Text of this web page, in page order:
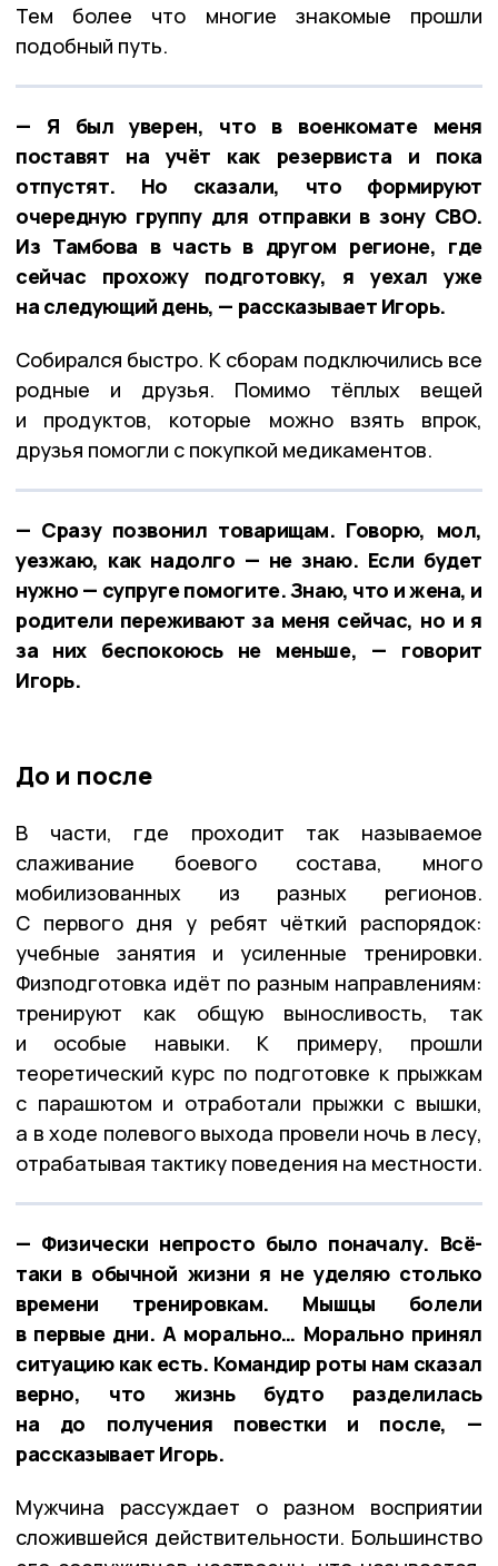
Тем более что многие знакомые прошли
подобный путь.
— Я был уверен, что в военкомате меня
поставят на учёт как резервиста и пока
отпустят. Но сказали, что формируют
очередную группу для отправки в зону СВО.
Из Тамбова в часть в другом регионе, где
сейчас прохожу подготовку, я уехал уже
на следующий день, — рассказывает Игорь.
Собирался быстро. К сборам подключились все
родные и друзья. Помимо тёплых вещей
и продуктов, которые можно взять впрок,
друзья помогли с покупкой медикаментов.
— Сразу позвонил товарищам. Говорю, мол,
уезжаю, как надолго — не знаю. Если будет
нужно — супруге помогите. Знаю, что и жена, и
родители переживают за меня сейчас, но и я
за них беспокоюсь не меньше, — говорит
Игорь.
До и после
В части, где проходит так называемое
слаживание боевого состава, много
мобилизованных из разных регионов.
С первого дня у ребят чёткий распорядок:
учебные занятия и усиленные тренировки.
Физподготовка идёт по разным направлениям:
тренируют как общую выносливость, так
и особые навыки. К примеру, прошли
теоретический курс по подготовке к прыжкам
с парашютом и отработали прыжки с вышки,
а в ходе полевого выхода провели ночь в лесу,
отрабатывая тактику поведения на местности.
— Физически непросто было поначалу. Всё-
таки в обычной жизни я не уделяю столько
времени тренировкам. Мышцы болели
в первые дни. А морально… Морально принял
ситуацию как есть. Командир роты нам сказал
верно, что жизнь будто разделилась
на до получения повестки и после, —
рассказывает Игорь.
Мужчина рассуждает о разном восприятии
сложившейся действительности. Большинство